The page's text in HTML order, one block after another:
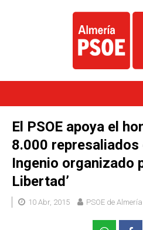
El PSOE apoya el
8.000 represaliados
Ingenio organizado
Libertad’
10 Abr, 2015 PSOE de Almería